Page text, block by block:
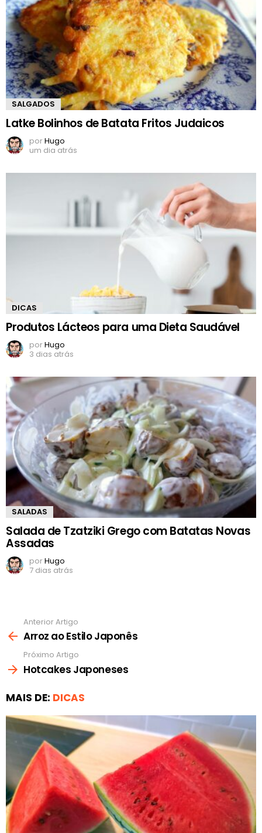
SALGADOS
Latke Bolinhos de Batata Fritos Judaicos
porHugo
um dia atrás
DICAS
Produtos Lácteos para uma Dieta Saudável
porHugo
3 dias atrás
SALADAS
Salada de Tzatziki Grego com Batatas Novas
Assadas
porHugo
7 dias atrás
mais
Anterior Artigo
Arroz ao Estilo Japonês
Próximo Artigo
Hotcakes Japoneses
MAIS DE: DICAS